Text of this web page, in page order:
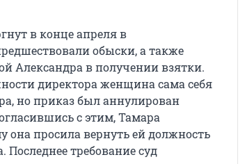
в конце апреля в
обыски, а также
Александра в получении взятки.
директора женщина сама себя
но приказ был аннулирован
с этим, Тамара
она просила вернуть ей должность
Последнее требование суд